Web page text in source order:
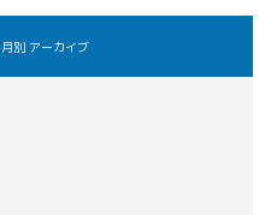
月別 アーカイブ